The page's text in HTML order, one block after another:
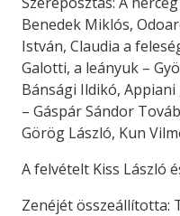
Benedek Miklós,
István, Claudia a
Galotti, a leányuk –
Bánsági Ildikó,
– Gáspár Sándor
Görög László, Kun
A felvételt Kiss László
Zenéjét összeállította: